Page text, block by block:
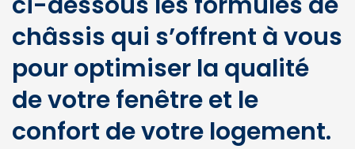
châssis qui s’offrent à vous
pour optimiser la qualité
de votre fenêtre et le
confort de votre logement.